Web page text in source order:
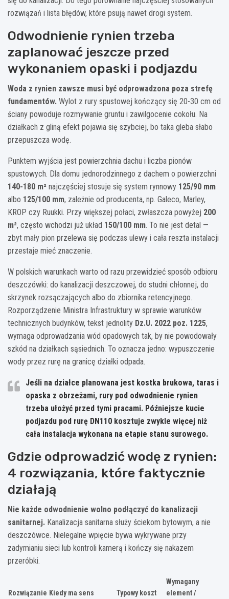
rozwiązań i lista błędów, które psują nawet drogi system.
Odwodnienie rynien trzeba
zaplanować jeszcze przed
wykonaniem opaski i podjazdu
Woda z rynien zawsze musi być odprowadzona poza strefę
fundamentów. Wylot z rury spustowej kończący się 20-30 cm od
ściany powoduje rozmywanie gruntu i zawilgocenie cokołu. Na
działkach z gliną efekt pojawia się szybciej, bo taka gleba słabo
przepuszcza wodę.
Punktem wyjścia jest powierzchnia dachu i liczba pionów
spustowych. Dla domu jednorodzinnego z dachem o powierzchni
140-180 m² najczęściej stosuje się system rynnowy 125/90 mm
albo 125/100 mm, zależnie od producenta, np. Galeco, Marley,
KROP czy Ruukki. Przy większej połaci, zwłaszcza powyżej 200
m², często wchodzi już układ 150/100 mm. To nie jest detal —
zbyt mały pion przelewa się podczas ulewy i cała reszta instalacji
przestaje mieć znaczenie.
W polskich warunkach warto od razu przewidzieć sposób odbioru
deszczówki: do kanalizacji deszczowej, do studni chłonnej, do
skrzynek rozsączających albo do zbiornika retencyjnego.
Rozporządzenie Ministra Infrastruktury w sprawie warunków
technicznych budynków, tekst jednolity Dz.U. 2022 poz. 1225,
wymaga odprowadzania wód opadowych tak, by nie powodowały
szkód na działkach sąsiednich. To oznacza jedno: wypuszczenie
wody przez rurę na granicę działki odpada.
Jeśli na działce planowana jest kostka brukowa, taras i
opaska z obrzeżami, rury pod odwodnienie rynien
trzeba ułożyć przed tymi pracami. Późniejsze kucie
podjazdu pod rurę DN110 kosztuje zwykle więcej niż
cała instalacja wykonana na etapie stanu surowego.
Gdzie odprowadzić wodę z rynien:
4 rozwiązania, które faktycznie
działają
Nie każde odwodnienie wolno podłączyć do kanalizacji
sanitarnej. Kanalizacja sanitarna służy ściekom bytowym, a nie
deszczówce. Nielegalne wpięcie bywa wykrywane przy
zadymianiu sieci lub kontroli kamerą i kończy się nakazem
przeróbki.
Rozwiązanie Kiedy ma sens Typowy koszt
Wymagany
element /